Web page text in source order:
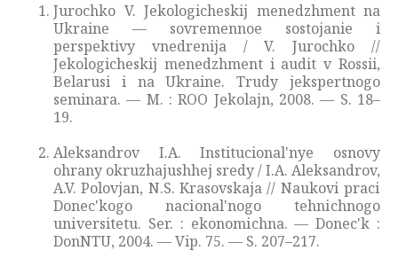
Jurochko V. Jekologicheskij menedzhment na
Ukraine — sovremennoe sostojanie i
perspektivy vnedrenija / V. Jurochko //
Jekologicheskij menedzhment i audit v Rossii,
Belarusi i na Ukraine. Trudy jekspertnogo
seminara. — M. : ROO Jekolajn, 2008. — S. 18–
19.
Aleksandrov I.A. Institucional'nye osnovy
ohrany okruzhajushhej sredy / I.A. Aleksandrov,
A.V. Polovjan, N.S. Krasovskaja // Naukovі pracі
Donec'kogo nacіonal'nogo tehnіchnogo
unіversitetu. Ser. : ekonomіchna. — Donec'k :
DonNTU, 2004. — Vip. 75. — S. 207–217.